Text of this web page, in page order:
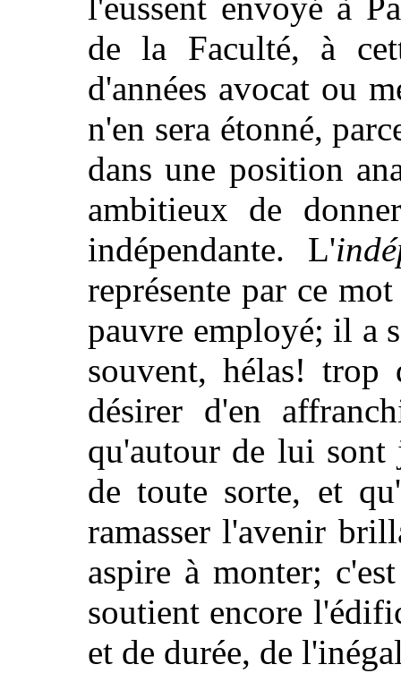
l'eussent envoyé à
de la Faculté, à
d'années avocat ou
n'en sera étonné,
dans une position
ambitieux de
indépendante. L'
représente par ce
pauvre employé; il a
souvent, hélas! trop
désirer d'en
qu'autour de lui sont
de toute sorte, et
ramasser l'avenir
aspire à monter;
soutient encore
et de durée, de